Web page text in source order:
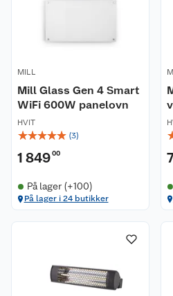
MILL
Mill Glass Gen 4 Smart
WiFi 600W panelovn
HVIT
☆☆☆☆☆ (3)
1 84900
På lager (+100)
På lager i 24 butikker